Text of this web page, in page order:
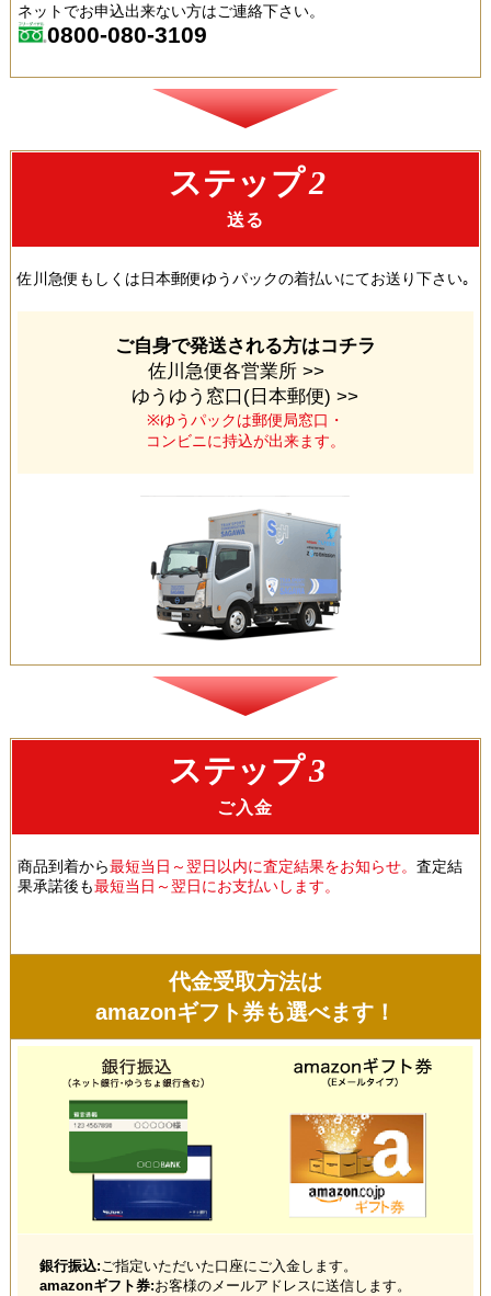
ネットでお申込出来ない方はご連絡下さい。
0800-080-3109
ステップ2
送る
佐川急便もしくは日本郵便ゆうパックの着払いにてお送り下さい｡
ご自身で発送される方はコチラ
佐川急便各営業所 >>
ゆうゆう窓口(日本郵便) >>
※ゆうパックは郵便局窓口・
コンビニに持込が出来ます。
ステップ3
ご入金
商品到着から最短当日～翌日以内に査定結果をお知らせ。 査定結
果承諾後も最短当日～翌日にお支払いします。
代金受取方法は
amazonギフト券も選べます！
銀行振込:ご指定いただいた口座にご入金します。
amazonギフト券:お客様のメールアドレスに送信します。